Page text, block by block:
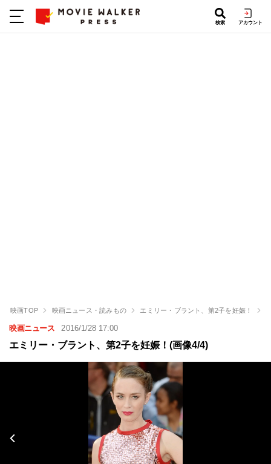
検索 アカウント
映画TOP 映画ニュース・読みもの エミリー・ブラント、第2子を妊娠！
映画ニュース 2016/1/28 17:00
エミリー・ブラント、第2子を妊娠！(画像4/4)